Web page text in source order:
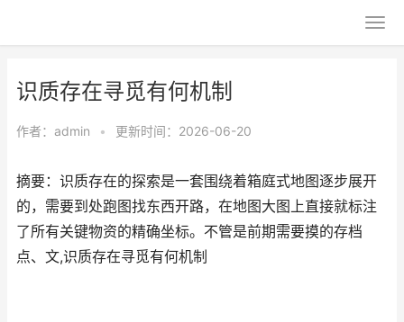
识质存在寻觅有何机制
作者： admin • 更新时间：2026-06-20
摘要：识质存在的探索是一套围绕着箱庭式地图逐步展开
的，需要到处跑图找东西开路，在地图大图上直接就标注
了所有关键物资的精确坐标。不管是前期需要摸的存档
点、文,识质存在寻觅有何机制